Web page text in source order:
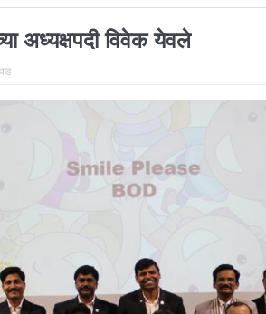
अध्यक्षपदी विवेक येवले